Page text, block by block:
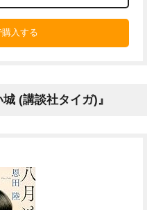
入する
(講談社タイガ)』